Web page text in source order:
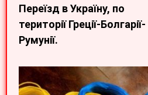
Переїзд в Україну, по
території Греції-Болгарії-
Румунії.